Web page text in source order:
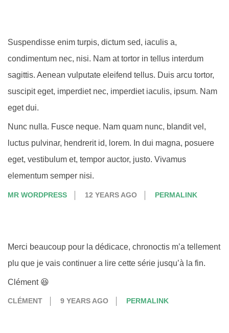
Suspendisse enim turpis, dictum sed, iaculis a,
condimentum nec, nisi. Nam at tortor in tellus interdum
sagittis. Aenean vulputate eleifend tellus. Duis arcu tortor,
suscipit eget, imperdiet nec, imperdiet iaculis, ipsum. Nam
eget dui.
Nunc nulla. Fusce neque. Nam quam nunc, blandit vel,
luctus pulvinar, hendrerit id, lorem. In dui magna, posuere
eget, vestibulum et, tempor auctor, justo. Vivamus
elementum semper nisi.
MR WORDPRESS 12 YEARS AGO PERMALINK
Merci beaucoup pour la dédicace, chronoctis m’a tellement
plu que je vais continuer a lire cette série jusqu’à la fin.
Clément 😆
CLÉMENT 9 YEARS AGO PERMALINK